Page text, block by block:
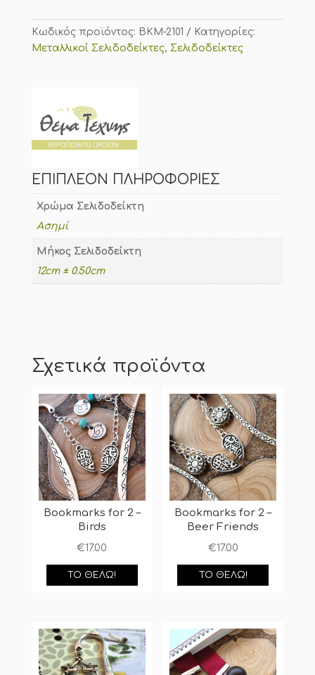
ποσότητα
Κωδικός προϊόντος: BKM-2101
Κατηγορίες:
Μεταλλικοί Σελιδοδείκτες, Σελιδοδείκτες
ΕΠΙΠΛΈΟΝ ΠΛΗΡΟΦΟΡΊΕΣ
Χρώμα Σελιδοδείκτη
Ασημί
Μήκος Σελιδοδείκτη
12cm ± 0.50cm
Σχετικά προϊόντα
Bookmarks for 2 –
Birds
€17.00
ΤΟ ΘΈΛΩ!
Bookmarks for 2 –
Beer Friends
€17.00
ΤΟ ΘΈΛΩ!